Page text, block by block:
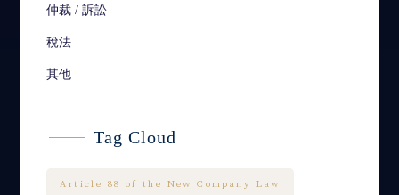
仲裁 / 訴訟
稅法
其他
Tag Cloud
Article 88 of the New Company Law